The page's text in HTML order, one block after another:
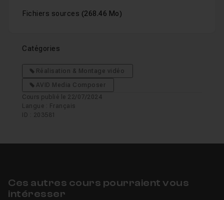
Fichiers sources (268.46 Mo)
Catégories
Réalisation & Montage vidéo
AVID Media Composer
Cours publié le 22/07/2024
Langue : Français
ID : 203581
Ces autres cours pourraient vous
intéresser